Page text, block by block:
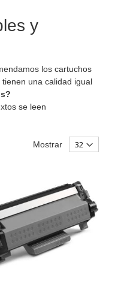
y
los cartuchos
una calidad igual
se leen
Mostrar